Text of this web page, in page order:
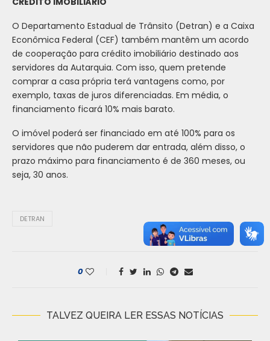
O Departamento Estadual de Trânsito (Detran) e a Caixa
Econômica Federal (CEF) também mantêm um acordo
de cooperação para crédito imobiliário destinado aos
servidores da Autarquia. Com isso, quem pretende
comprar a casa própria terá vantagens como, por
exemplo, taxas de juros diferenciadas. Em média, o
financiamento ficará 10% mais barato.
O imóvel poderá ser financiado em até 100% para os
servidores que não puderem dar entrada, além disso, o
prazo máximo para financiamento é de 360 meses, ou
seja, 30 anos.
DETRAN
0
TALVEZ QUEIRA LER ESSAS NOTÍCIAS